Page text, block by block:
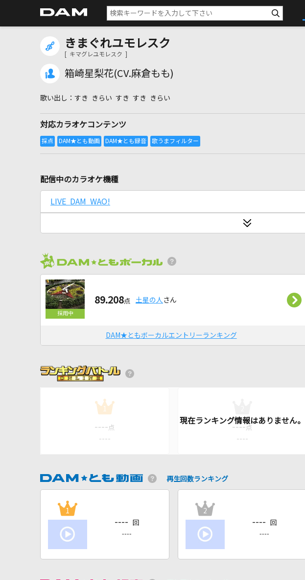
きまぐれユモレスク
[ キマグレユモレスク ]
箱崎星梨花(CV.麻倉もも)
すき きらい すき すき きらい
対応カラオケコンテンツ
配信中のカラオケ機種
LIVE DAM WAO!
89.208点 土星の人 さん
DAM★ともボーカルエントリーランキング
1
---- 点
----
---- 点
----
再生回数ランキング
1
---- 回
----
2
---- 回
----